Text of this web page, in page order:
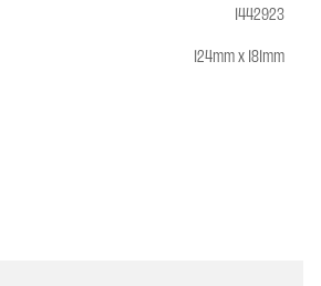
1442923
124mm x 181mm